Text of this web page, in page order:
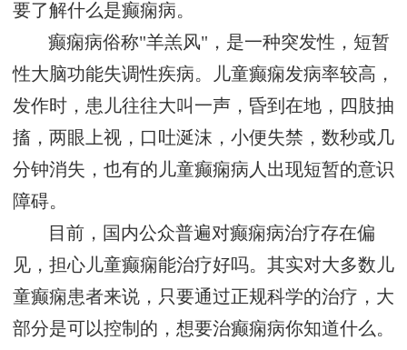
要了解什么是癫痫病。
癫痫病俗称"羊羔风"，是一种突发性，短暂
性大脑功能失调性疾病。儿童癫痫发病率较高，
发作时，患儿往往大叫一声，昏到在地，四肢抽
搐，两眼上视，口吐涎沫，小便失禁，数秒或几
分钟消失，也有的儿童癫痫病人出现短暂的意识
障碍。
目前，国内公众普遍对癫痫病治疗存在偏
见，担心儿童癫痫能治疗好吗。其实对大多数儿
童癫痫患者来说，只要通过正规科学的治疗，大
部分是可以控制的，想要治癫痫病你知道什么。